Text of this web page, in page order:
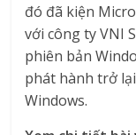
đó đã kiện
với công ty VNI
phiên bản
phát hành trở
Windows.